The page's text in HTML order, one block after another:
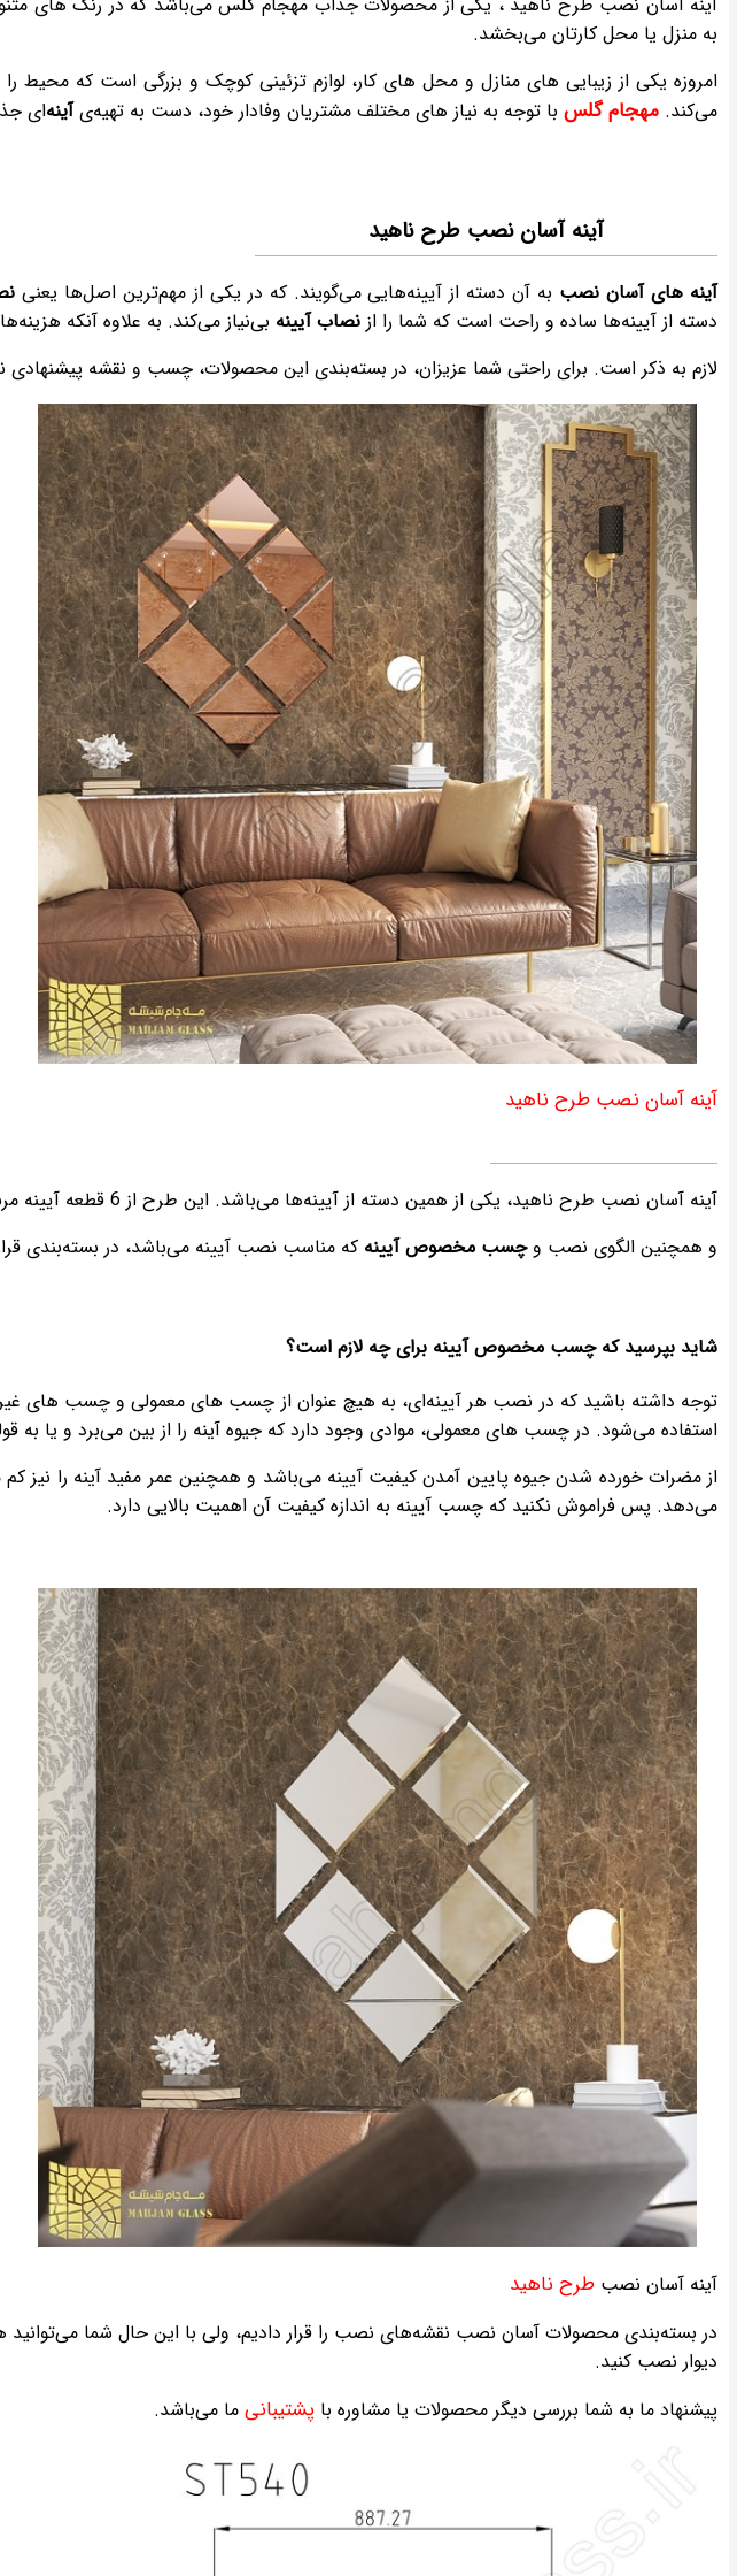
به منزل یا محل کارتان می‌بخشد.
امروزه یکی از زیبایی های منازل و محل های کار، لوازم تزئینی کوچک و بزرگی است که
می‌کند. مهجام گلسبا توجه به نیاز های مختلف مشتریان وفادار خود، دست به تهیه‌یآینه‌ای
آینه آسان نصب طرح ناهید
آینه های آسان نصب به آن دسته از آیینه‌هایی می‌گویند. که در یکی از مهم‌ترین اصل‌ها یعنی
دسته از آیینه‌ها ساده و راحت است که شما را از نصاب آیینه بی‌نیاز می‌کند. به علاوه آنکه
لازم به ذکر است. برای راحتی شما عزیزان، در بسته‌بندی این محصولات، چسب و نقشه پیشنهادی
آینه آسان نصب طرح ناهید
آینه آسان نصب طرح ناهید، یکی از همین دسته از آیینه‌ها می‌باشد. این طرح از 6 قطعه آیینه مربعی و 2 قطعه آیینه مثلث صیقلی تشکیل می‌شود.
و همچنین الگوی نصب و چسب مخصوص آیینه که مناسب نصب آیینه می‌باشد، در بسته‌بندی
شاید بپرسید که چسب مخصوص آیینه برای چه لازم است؟
توجه داشته باشید که در نصب هر آیینه‌ای، به هیچ عنوان از چسب های معمولی و چسب های
استفاده می‌شود. در چسب های معمولی، موادی وجود دارد که جیوه آینه را از بین می‌برد و یا به
از مضرات خورده شدن جیوه پایین آمدن کیفیت آیینه می‌باشد و همچنین عمر مفید آینه را نیز
می‌دهد. پس فراموش نکنید که چسب آیینه به اندازه کیفیت آن اهمیت بالایی دارد.
آینه آسان نصب طرح ناهید
در بسته‌بندی محصولات آسان نصب نقشه‌های نصب را قرار دادیم، ولی با این حال شما
دیوار نصب کنید.
پیشنهاد ما به شما بررسی دیگر محصولات یا مشاوره با پشتیبانیما می‌باشد.